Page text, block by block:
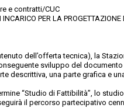
e contratti/CUC
PER LA
dell’offerta tecnica), la
sviluppo del
descrittiva, una parte grafica e
“Studio di Fattibilità”, lo
il percorso partecipativo